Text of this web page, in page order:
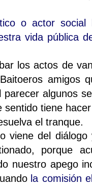
o actor
vida pública
los actos de
amigos
algunos
tiene
el tranque.
viene del
porque
nuestro apego
la comisión